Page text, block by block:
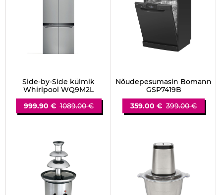
Side-by-Side külmik
Whirlpool WQ9M2L
999.90 € 1089.00 €
Nõudepesumasin Bomann
GSP7419B
359.00 € 399.00 €